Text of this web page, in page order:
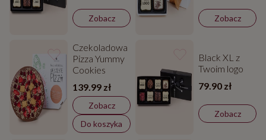
Zobacz Zobacz
Czekoladowa
Pizza Yummy
Cookies
139.99 zł
Zobacz
Do koszyka
Black XL z
Twoim logo
79.90 zł
Zobacz